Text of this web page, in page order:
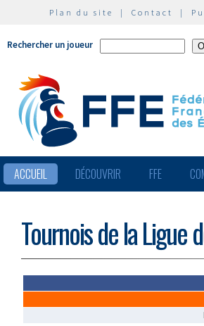
Plan du site | Contact |
Rechercher un joueur
ACCUEIL DÉCOUVRIR FFE
Tournois de la Ligue